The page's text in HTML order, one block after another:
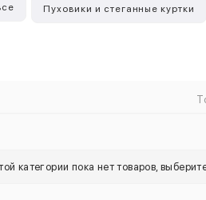
Пуховики и стеганные куртки
категории пока нет товаров,